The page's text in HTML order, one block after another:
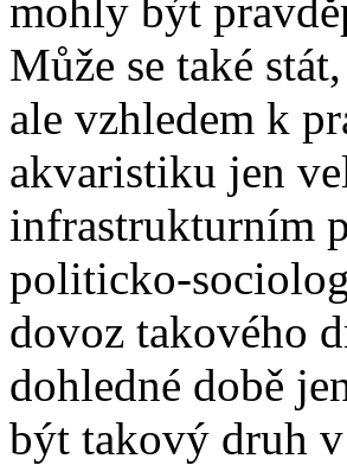
mohly být
Může se také
ale vzhledem k
akvaristiku jen
infrastrukturním
politicko-
dovoz takového
dohledné době
být takový druh